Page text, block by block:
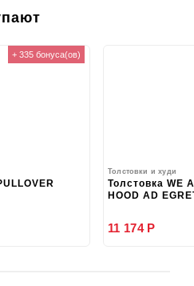
+ 335 бонуса(ов)
Толстовки и худи
Толстовка WE
HOOD AD
11 174 Р